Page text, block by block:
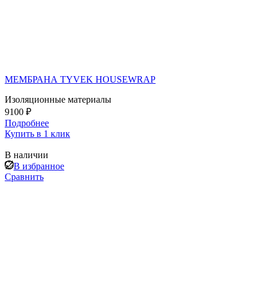
МЕМБРАНА TYVEK HOUSEWRAP
Изоляционные материалы
9100 ₽
Подробнее
Купить в 1 клик
В наличии
В избранное
Сравнить